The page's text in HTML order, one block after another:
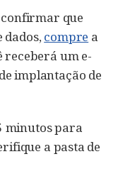
confirmar que
dados,compre a
receberá um e-
implantação de
minutos para
a pasta de